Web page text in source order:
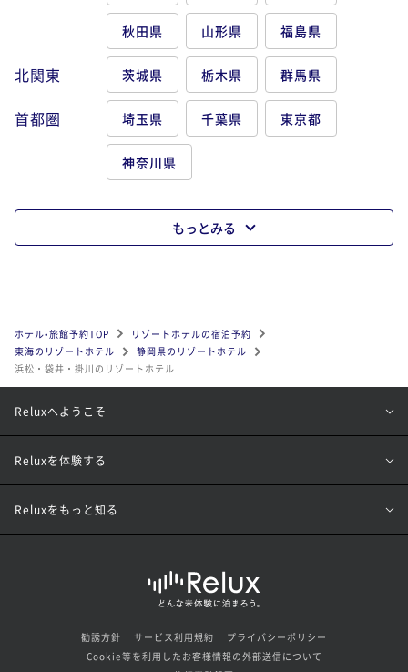
秋田県 山形県 福島県
北関東 茨城県 栃木県 群馬県
首都圏 埼玉県 千葉県 東京都
神奈川県
もっとみる
ホテル•旅館予約TOP
リゾートホテルの宿泊予約
東海のリゾートホテル
静岡県のリゾートホテル
浜松・袋井・掛川のリゾートホテル
Reluxへようこそ
Reluxを体験する
Reluxをもっと知る
勧誘方針 サービス利用規約
プライバシーポリシー
Cookie等を利用したお客様情報の外部送信について